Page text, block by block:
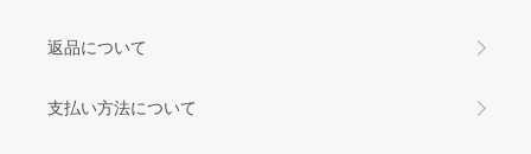
返品について
支払い方法について